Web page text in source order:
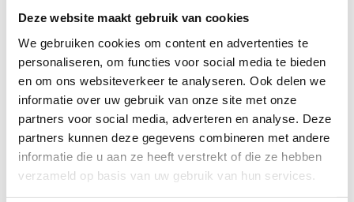
Deze website maakt gebruik van cookies
We gebruiken cookies om content en advertenties te
personaliseren, om functies voor social media te bieden
en om ons websiteverkeer te analyseren. Ook delen we
informatie over uw gebruik van onze site met onze
partners voor social media, adverteren en analyse. Deze
partners kunnen deze gegevens combineren met andere
informatie die u aan ze heeft verstrekt of die ze hebben
verzameld op basis van uw gebruik van hun services.
Heb je als partner nog een interessant product voor
hiervoor samen met verschillende partnerorganisaties die
als één team achter jouw sportclub staan. De toolkit is
een initiatief van de netwerkgroep vrije tijd binnen de
Partnerorganisatie Ondersteuning
Settinggericht samenWerken
(PO OSW). Deze
organisatie is vanuit het preventief gezondheidsbeleid
(Departement Zorg) sinds 2021 facilitator voor versterkte
samenwerking en meer afstemming tussen